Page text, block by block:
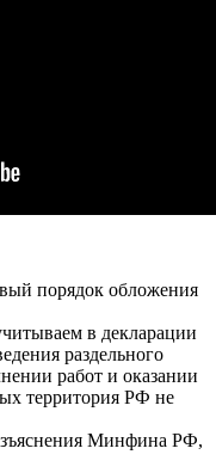
порядок обложения
в декларации
раздельного
работ и оказании
территория РФ не
Минфина РФ,